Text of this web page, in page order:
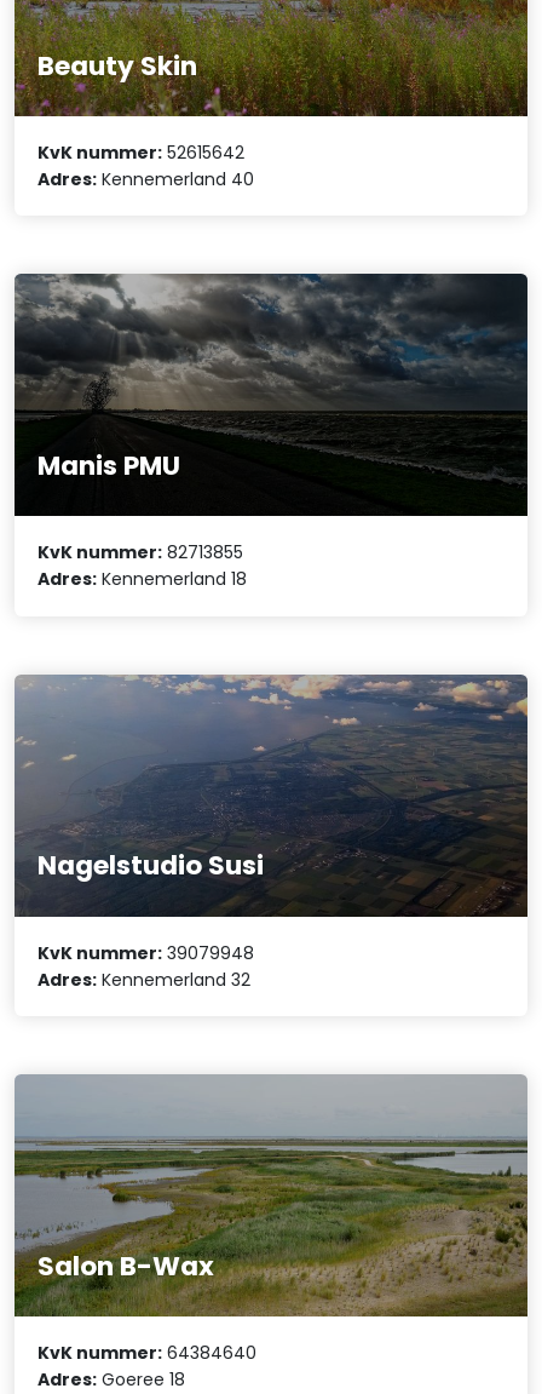
Beauty Skin
KvK nummer: 52615642
Adres: Kennemerland 40
Manis PMU
KvK nummer: 82713855
Adres: Kennemerland 18
Nagelstudio Susi
KvK nummer: 39079948
Adres: Kennemerland 32
Salon B-Wax
KvK nummer: 64384640
Adres: Goeree 18